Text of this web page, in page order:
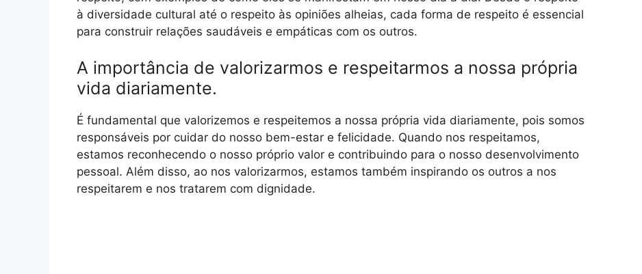
à diversidade cultural até o respeito às opiniões alheias, cada forma de respeito é essencial
para construir relações saudáveis e empáticas com os outros.
A importância de valorizarmos e respeitarmos a nossa própria
vida diariamente.
É fundamental que valorizemos e respeitemos a nossa própria vida diariamente, pois somos
responsáveis por cuidar do nosso bem-estar e felicidade. Quando nos respeitamos,
estamos reconhecendo o nosso próprio valor e contribuindo para o nosso desenvolvimento
pessoal. Além disso, ao nos valorizarmos, estamos também inspirando os outros a nos
respeitarem e nos tratarem com dignidade.